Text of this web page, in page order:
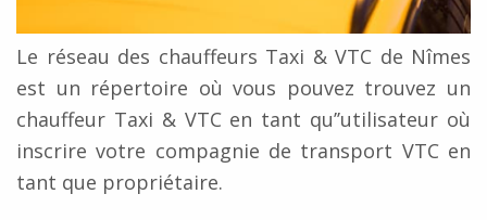
Le réseau des chauffeurs Taxi & VTC de Nîmes
est un répertoire où vous pouvez trouvez un
chauffeur Taxi & VTC en tant qu’’utilisateur où
inscrire votre compagnie de transport VTC en
tant que propriétaire.